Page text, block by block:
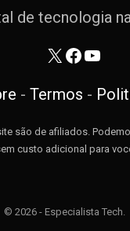
de tecnologia
X
- Termos -
são de afiliados.
custo adicional para
© 2026 - Especialista Tech.